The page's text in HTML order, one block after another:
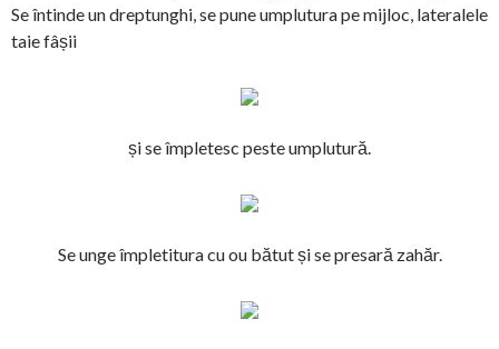
Se întinde un dreptunghi, se pune umplutura pe mijloc, lateralele
taie fâșii
și se împletesc peste umplutură.
Se unge împletitura cu ou bătut și se presară zahăr.